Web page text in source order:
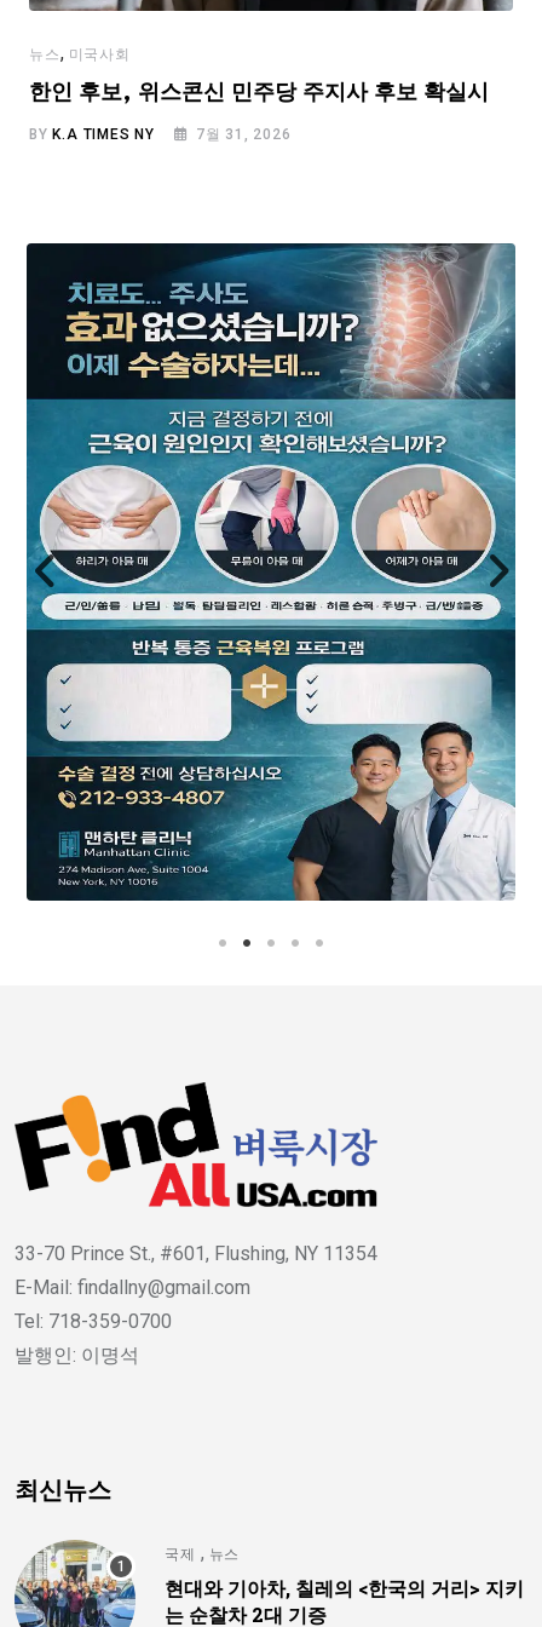
뉴스, 미국사회
한인 후보, 위스콘신 민주당 주지사 후보 확실시
BY K.A TIMES NY 7월 31, 2026
33-70 Prince St., #601, Flushing, NY 11354
E-Mail: findallny@gmail.com
Tel: 718-359-0700
발행인: 이명석
최신뉴스
국제 , 뉴스
현대와 기아차, 칠레의 <한국의 거리> 지키
는 순찰차 2대 기증